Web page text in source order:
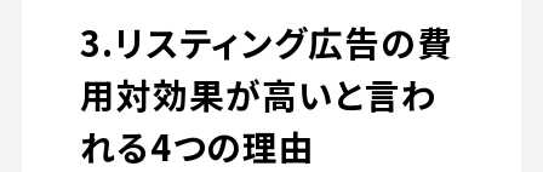
3.リスティング広告の費
用対効果が高いと言わ
れる4つの理由